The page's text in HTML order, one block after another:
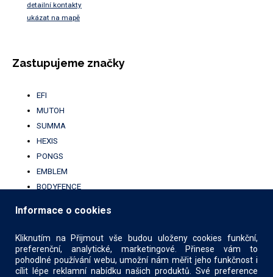
detailní kontakty
ukázat na mapě
Zastupujeme značky
EFI
MUTOH
SUMMA
HEXIS
PONGS
EMBLEM
BODYFENCE
KALA
Informace o cookies
Kliknutím na Přijmout vše budou uloženy cookies funkční,
preferenční, analytické, marketingové. Přinese vám to
pohodlné používání webu, umožní nám měřit jeho funkčnost i
cílit lépe reklamní nabídku našich produktů. Své preference